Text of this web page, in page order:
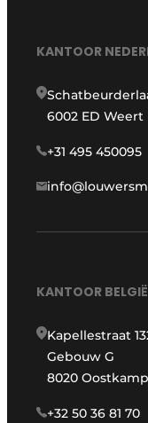
KANTOOR
6002 ED Weert
+31 495 450095
KANTOOR BELGIË
Kapellestraat
Gebouw G
8020
+32 50 36 81 70